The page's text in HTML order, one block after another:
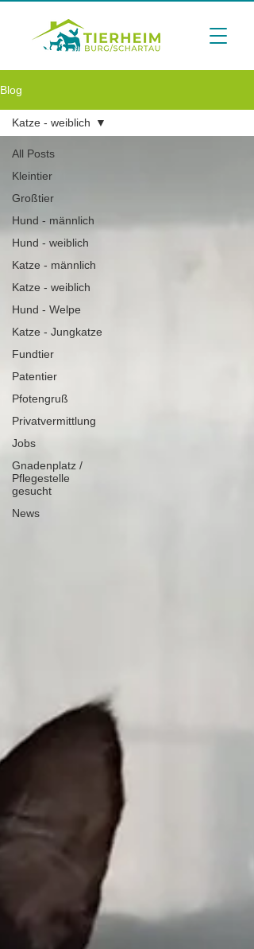
Blog
All Posts
Kleintier
Großtier
Hund - männlich
Hund - weiblich
Katze - männlich
Katze - weiblich
Hund - Welpe
Katze - Jungkatze
Fundtier
Patentier
Pfotengruß
Privatvermittlung
Jobs
Gnadenplatz /
Pflegestelle
gesucht
News
Katze - weiblich